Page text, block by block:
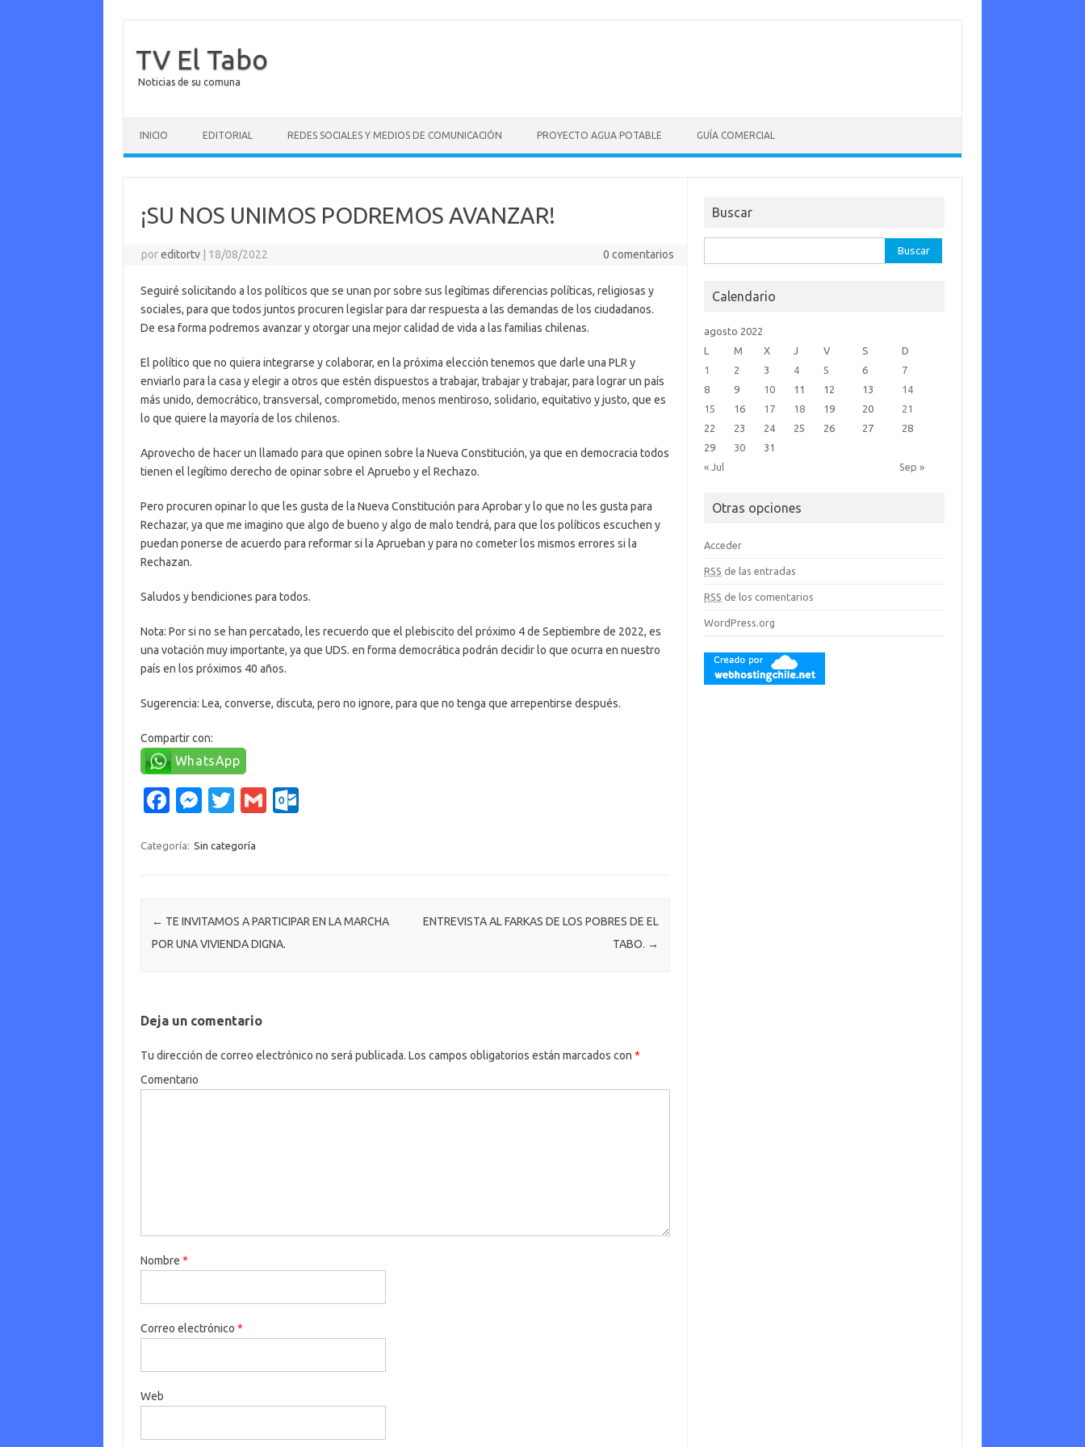
TV El Tabo
Noticias de su comuna
INICIO EDITORIAL REDES SOCIALES Y MEDIOS DE COMUNICACIÓN PROYECTO AGUA POTABLE GUÍA COMERCIAL
¡SU NOS UNIMOS PODREMOS AVANZAR!
poreditortv 18/08/2022 0 comentarios
Seguiré solicitando a los políticos que se unan por sobre sus legítimas diferencias políticas, religiosas y
sociales, para que todos juntos procuren legislar para dar respuesta a las demandas de los ciudadanos.
De esa forma podremos avanzar y otorgar una mejor calidad de vida a las familias chilenas.
El político que no quiera integrarse y colaborar, en la próxima elección tenemos que darle una PLR y
enviarlo para la casa y elegir a otros que estén dispuestos a trabajar, trabajar y trabajar, para lograr un país
más unido, democrático, transversal, comprometido, menos mentiroso, solidario, equitativo y justo, que es
lo que quiere la mayoría de los chilenos.
Aprovecho de hacer un llamado para que opinen sobre la Nueva Constitución, ya que en democracia todos
tienen el legítimo derecho de opinar sobre el Apruebo y el Rechazo.
Pero procuren opinar lo que les gusta de la Nueva Constitución para Aprobar y lo que no les gusta para
Rechazar, ya que me imagino que algo de bueno y algo de malo tendrá, para que los políticos escuchen y
puedan ponerse de acuerdo para reformar si la Aprueban y para no cometer los mismos errores si la
Rechazan.
Saludos y bendiciones para todos.
Nota: Por si no se han percatado, les recuerdo que el plebiscito del próximo 4 de Septiembre de 2022, es
una votación muy importante, ya que UDS. en forma democrática podrán decidir lo que ocurra en nuestro
país en los próximos 40 años.
Sugerencia: Lea, converse, discuta, pero no ignore, para que no tenga que arrepentirse después.
Compartir con:
WhatsApp
Fa
e
o
k
M
se
er
T
it
G
c
Categoría: Sin categoría
Navegación de entradas
← TE INVITAMOS A PARTICIPAR EN LA MARCHA
POR UNA VIVIENDA DIGNA.
ENTREVISTA AL FARKAS DE LOS POBRES DE EL
TABO. →
Deja un comentario
Tu dirección de correo electrónico no será publicada. Los campos obligatorios están marcados con *
Comentario
Nombre *
Correo electrónico *
Web
Buscar
Calendario
agosto 2022
L
M X J V S D
« Jul Sep »
1 2 3 4 5 6
7
8
9 10 11 12 13
14
15
16 17 18 19 20
21
22
23 24 25 26 27
28
29
30 31
Otras opciones
Acceder
RSS de las entradas
RSS de los comentarios
WordPress.org